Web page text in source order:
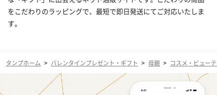
をこだわりのラッピングで、最短で即日発送にてご対応いたしま
す。
タンプホーム > バレンタインプレゼント・ギフト > 母親 > コスメ・ビュー